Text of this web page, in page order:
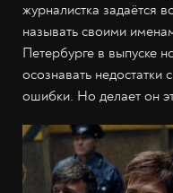
журналистка задаётся
называть своими
Петербурге в выпуске
осознавать недостатки
ошибки. Но делает он